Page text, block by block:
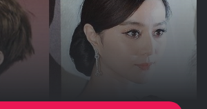
(ภาพยนตร์)
Assignment (ภาพยนตร์)